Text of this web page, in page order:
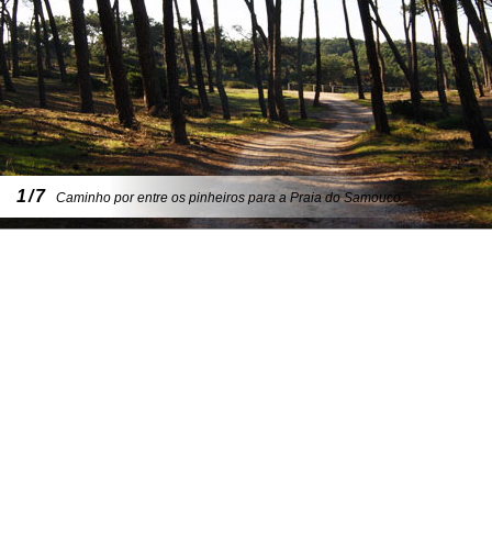
1/7 Caminho por entre os pinheiros para a Praia do Samouco.